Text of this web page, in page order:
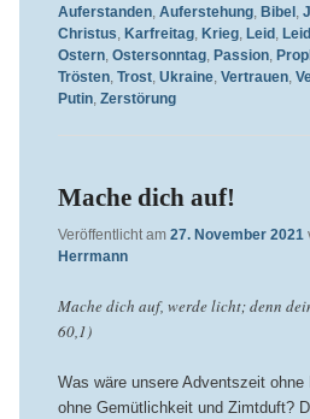
Auferstanden, Auferstehung, Bibel ,
Christus, Karfreitag, Krieg, Leid ,
Ostern, Ostersonntag, Passion,
Trösten, Trost, Ukraine, Vertrauen,
Putin, Zerstörung
Mache dich auf!
Veröffentlicht am 27. November 2021
Herrmann
Mache dich auf, werde licht; denn
60,1)
Was wäre unsere Adventszeit ohne
ohne Gemütlichkeit und Zimtduft?